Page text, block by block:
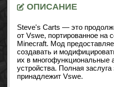
ОПИСАНИЕ
Steve's Carts — это
от Vswe, портированное на
Minecraft. Мод
создавать и
их в многофункциональные
устройства. Полная
принадлежит Vswe.